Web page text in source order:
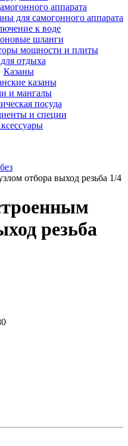
аппарата
для самогонного аппарата
к воде
шланги
мощности и плиты
отдыха
Казаны
казаны
и мангалы
посуда
и специи
отбора выход резьба 1/4
резьба